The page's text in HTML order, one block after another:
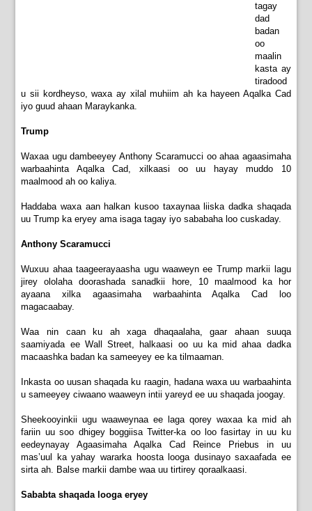
tagay
dad
badan
oo
maalin
kasta ay
tiradood
u sii kordheyso, waxa ay xilal muhiim ah ka hayeen Aqalka Cad
iyo guud ahaan Maraykanka.
Trump
Waxaa ugu dambeeyey Anthony Scaramucci oo ahaa agaasimaha
warbaahinta Aqalka Cad, xilkaasi oo uu hayay muddo 10
maalmood ah oo kaliya.
Haddaba waxa aan halkan kusoo taxaynaa liiska dadka shaqada
uu Trump ka eryey ama isaga tagay iyo sababaha loo cuskaday.
Anthony Scaramucci
Wuxuu ahaa taageerayaasha ugu waaweyn ee Trump markii lagu
jirey ololaha doorashada sanadkii hore, 10 maalmood ka hor
ayaana xilka agaasimaha warbaahinta Aqalka Cad loo
magacaabay.
Waa nin caan ku ah xaga dhaqaalaha, gaar ahaan suuqa
saamiyada ee Wall Street, halkaasi oo uu ka mid ahaa dadka
macaashka badan ka sameeyey ee ka tilmaaman.
Inkasta oo uusan shaqada ku raagin, hadana waxa uu warbaahinta
u sameeyey ciwaano waaweyn intii yareyd ee uu shaqada joogay.
Sheekooyinkii ugu waaweynaa ee laga qorey waxaa ka mid ah
fariin uu soo dhigey boggiisa Twitter-ka oo loo fasirtay in uu ku
eedeynayay Agaasimaha Aqalka Cad Reince Priebus in uu
mas’uul ka yahay wararka hoosta looga dusinayo saxaafada ee
sirta ah. Balse markii dambe waa uu tirtirey qoraalkaasi.
Sababta shaqada looga eryey